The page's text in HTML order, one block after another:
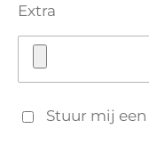
Extra
Stuur mij